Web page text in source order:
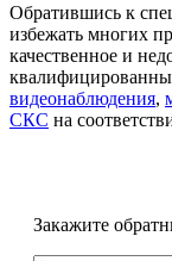
Обратившись к
избежать многих
качественное и
видеонаблюдения,
СКС на
Закажите